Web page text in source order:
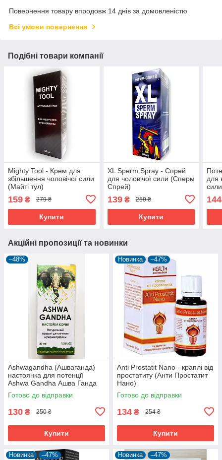
Повернення товару впродовж 14 днів за домовленістю
Всі умови повернення
Подібні товари компанії
Mighty Tool - Крем для
збільшення чоловічої сили
(Майті тул)
159 ₴ 279 ₴
Купити
XL Sperm Spray - Спрей
для чоловічої сили (Сперм
Спрей)
139₴ 259 ₴
Купити
для
сили
144
Акційні пропозиції та новинки
–48%
Ashwagandha (Ашваганда)
настоянка для потенції
Ashwa Gandha Ашва Ганда
Готово до відправки
130 ₴ 250 ₴
Купити
Новинка –47%
Anti Prostatit Nano - краплі від
простатиту (Анти Простатит
Нано)
Готово до відправки
134 ₴ 254 ₴
Купити
Новинка –47% Новинка –47%